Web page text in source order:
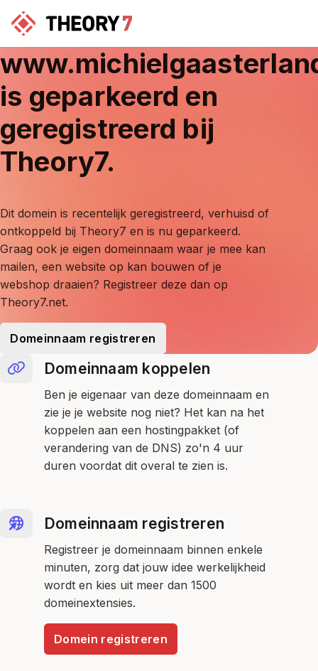
is geparkeerd en
geregistreerd bij
Theory7.
Dit domein is recentelijk geregistreerd, verhuisd of
ontkoppeld bij Theory7 en is nu geparkeerd.
Graag ook je eigen domeinnaam waar je mee kan
mailen, een website op kan bouwen of je
webshop draaien? Registreer deze dan op
Theory7.net.
Domeinnaam registreren
Domeinnaam koppelen
Ben je eigenaar van deze domeinnaam en
zie je je website nog niet? Het kan na het
koppelen aan een hostingpakket (of
verandering van de DNS) zo'n 4 uur
duren voordat dit overal te zien is.
Domeinnaam registreren
Registreer je domeinnaam binnen enkele
minuten, zorg dat jouw idee werkelijkheid
wordt en kies uit meer dan 1500
domeinextensies.
Domein registreren